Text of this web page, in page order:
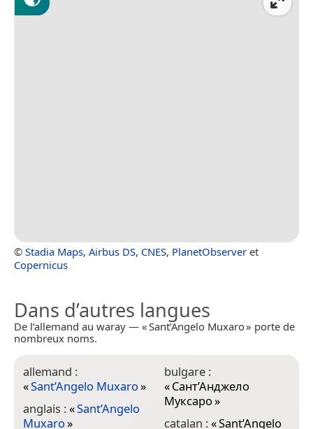
© Stadia Maps, Airbus DS, CNES, PlanetObserver et
Copernicus
Dans d’autres langues
De l’allemand au waray — « Sant’Angelo Muxaro » porte de
nombreux noms.
allemand :
«Sant’Angelo Muxaro»
anglais :«Sant’Angelo
Muxaro»
bulgare :
«Сант’Анджело
Муксаро»
catalan :«Sant’Angelo